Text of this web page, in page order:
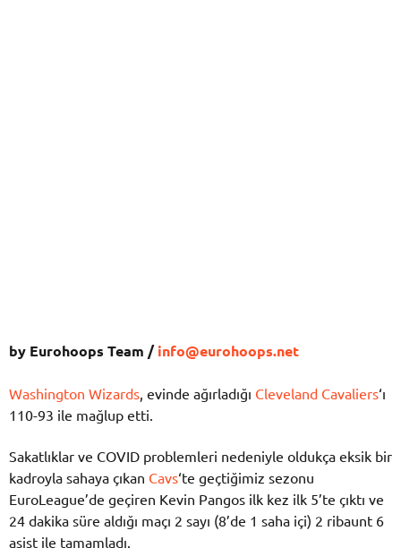
by Eurohoops Team /info@eurohoops.net
Washington Wizards , evinde ağırladığı Cleveland Cavaliers‘ı
110-93 ile mağlup etti.
Sakatlıklar ve COVID problemleri nedeniyle oldukça eksik bir
kadroyla sahaya çıkan Cavs‘te geçtiğimiz sezonu
EuroLeague’de geçiren Kevin Pangos ilk kez ilk 5’te çıktı ve
24 dakika süre aldığı maçı 2 sayı (8’de 1 saha içi) 2 ribaunt 6
asist ile tamamladı.